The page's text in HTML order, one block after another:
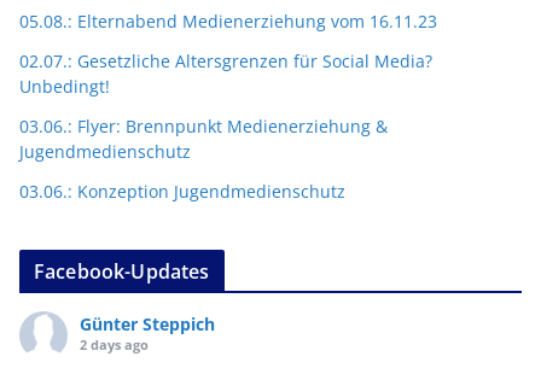
05.08.: Elternabend Medienerziehung vom 16.11.23
02.07.: Gesetzliche Altersgrenzen für Social Media?
Unbedingt!
03.06.: Flyer: Brennpunkt Medienerziehung &
Jugendmedienschutz
03.06.: Konzeption Jugendmedienschutz
Facebook-Updates
Günter Steppich
2 days ago